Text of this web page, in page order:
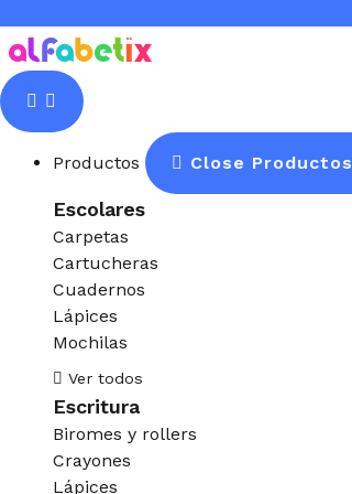
contenido
Productos Close Productos
Escolares
Carpetas
Cartucheras
Cuadernos
Lápices
Mochilas
Ver todos
Escritura
Biromes y rollers
Crayones
Lápices
search
FILGO
2220
Mágico
x
cantidad